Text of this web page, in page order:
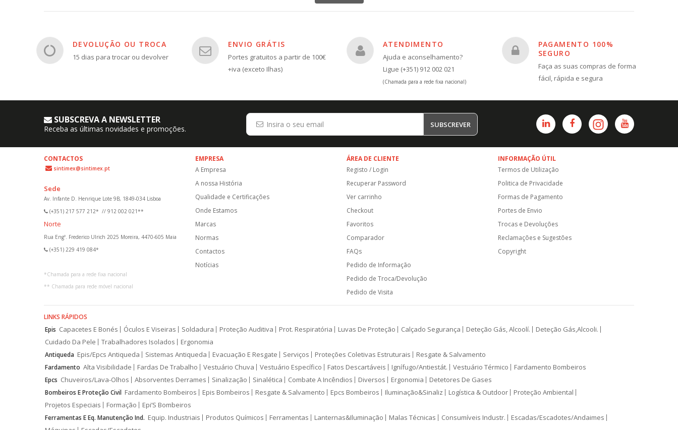
DEVOLUÇÃO OU TROCA
15 dias para trocar ou devolver
ENVIO GRÁTIS
Portes gratuitos a partir de 100€
+iva (exceto Ilhas)
ATENDIMENTO
Ajuda e aconselhamento?
Ligue (+351) 912 002 021
(Chamada para a rede fixa nacional)
PAGAMENTO 100%
SEGURO
Faça as suas compras de forma
fácil, rápida e segura
SUBSCREVA A NEWSLETTER
Receba as últimas novidades e promoções. SUBSCREVER
CONTACTOS
sintimex@sintimex.pt
Sede
Av. Infante D. Henrique Lote 9B, 1849-034 Lisboa
(+351) 217 577 212* // 912 002 021**
Norte
Rua Engº. Frederico Ulrich 2025 Moreira, 4470-605 Maia
(+351) 229 419 084*
*Chamada para a rede fixa nacional
** Chamada para rede móvel nacional
EMPRESA
A Empresa
A nossa História
Qualidade e Certificações
Onde Estamos
Marcas
Normas
Contactos
Notícias
ÁREA DE CLIENTE
Registo / Login
Recuperar Password
Ver carrinho
Checkout
Favoritos
Comparador
FAQs
Pedido de Informação
Pedido de Troca/Devolução
Pedido de Visita
INFORMAÇÃO ÚTIL
Termos de Utilização
Politica de Privacidade
Formas de Pagamento
Portes de Envio
Trocas e Devoluções
Reclamações e Sugestões
Copyright
LINKS RÁPIDOS
Epis Capacetes E Bonés Óculos E Viseiras Soldadura Proteção Auditiva Prot. Respiratória Luvas De Proteção Calçado Segurança Deteção Gás, Alcoolí.
Deteção Gás,Alcooli.
Cuidado Da Pele
Trabalhadores Isolados Ergonomia
Antiqueda Epis/Epcs Antiqueda Sistemas Antiqueda Evacuação E Resgate Serviços Proteções Coletivas Estruturais Resgate & Salvamento
Fardamento Alta Visibilidade Fardas De Trabalho Vestuário Chuva Vestuário Específico Fatos Descartáveis Ignífugo/Antiestát. Vestuário Térmico Fardamento Bombeiros
Epcs Chuveiros/Lava-Olhos Absorventes Derrames Sinalização Sinalética Combate A Incêndios Diversos Ergonomia Detetores De Gases
Bombeiros E Proteção Civil Fardamento Bombeiros Epis Bombeiros Resgate & Salvamento Epcs Bombeiros Iluminação&Sinaliz Logística & Outdoor
Proteção Ambiental
Projetos Especiais
Formação Epi’S Bombeiros
Ferramentas E Eq. Manutenção Ind. Equip. Industriais Produtos Químicos Ferramentas Lanternas&Iluminação Malas Técnicas Consumíveis Industr.
Escadas/Escadotes/Andaimes